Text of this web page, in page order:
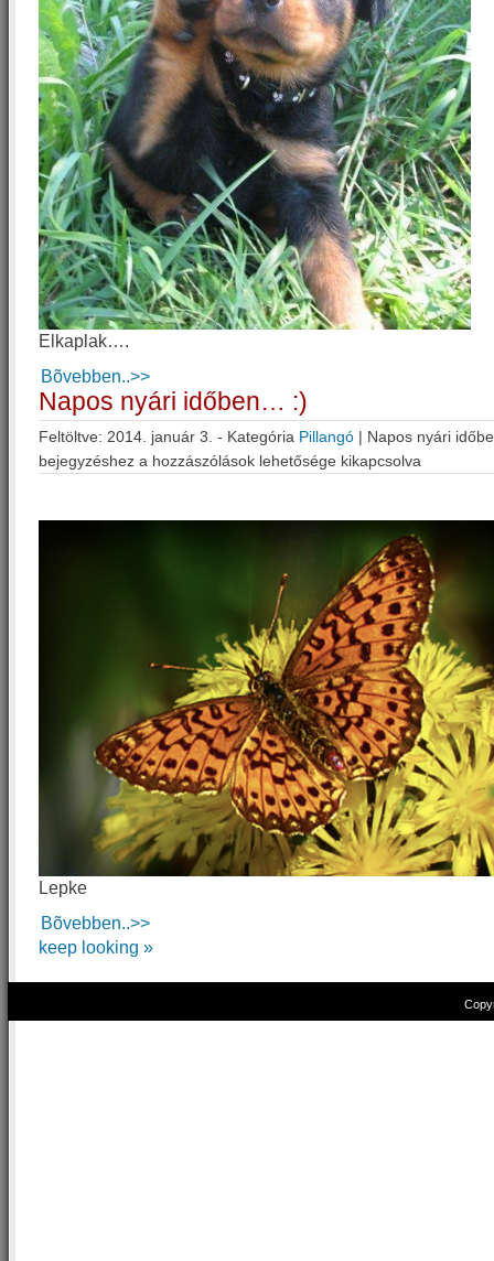
Elkaplak….
Bõvebben..>>
Napos nyári időben… :)
Feltöltve: 2014. január 3. - Kategória Pillangó | Napos nyári
bejegyzéshez a hozzászólások lehetősége kikapcsolva
Lepke
Bõvebben..>>
keep looking »